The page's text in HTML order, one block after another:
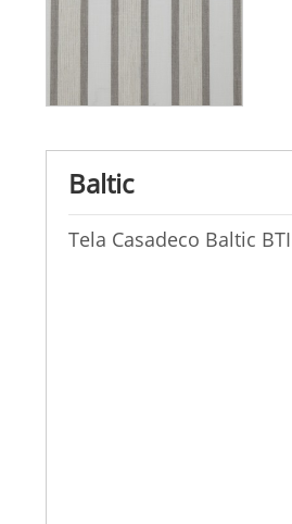
Baltic
Tela Casadeco Baltic